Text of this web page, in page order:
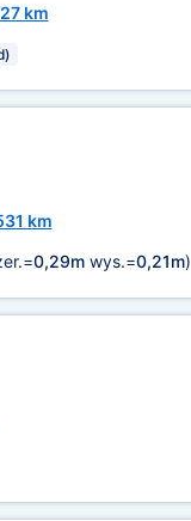
km
km
0,29mwys.=0,21m)